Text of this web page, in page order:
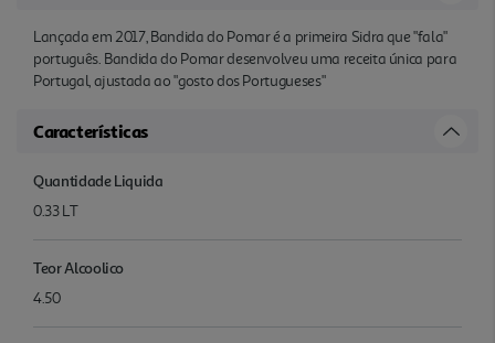
Lançada em 2017, Bandida do Pomar é a primeira Sidra que "fala"
português. Bandida do Pomar desenvolveu uma receita única para
Portugal, ajustada ao "gosto dos Portugueses"
Características
Quantidade Liquida
0.33 LT
Teor Alcoolico
4.50